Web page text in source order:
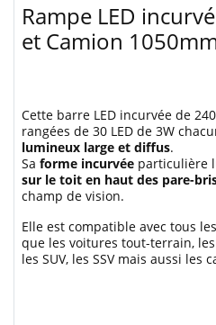
Rampe LED
et Camion
Cette barre LED incurvée de
rangées de 30 LED de 3W
lumineux large et diffus.
Sa forme incurvée particulière
sur le toit en haut des pare-
champ de vision.
Elle est compatible avec tous
que les voitures tout-terrain,
les SUV, les SSV mais aussi les